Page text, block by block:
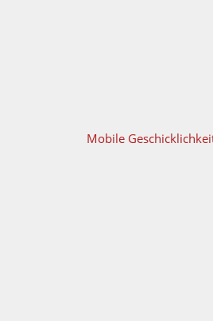
Mobile